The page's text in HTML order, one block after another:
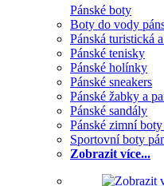
Pánské boty
Boty do vody
Pánská turistická
Pánské tenisky
Pánské holínky
Pánské sneakers
Pánské žabky a
Pánské sandály
Pánské zimní
Sportovní boty
Zobrazit více...